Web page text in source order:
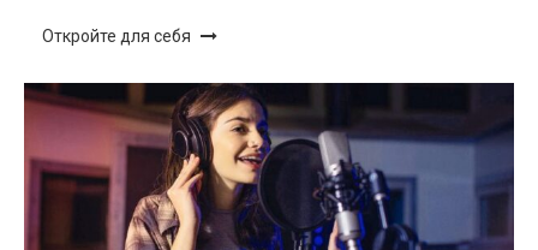
Откройте для себя